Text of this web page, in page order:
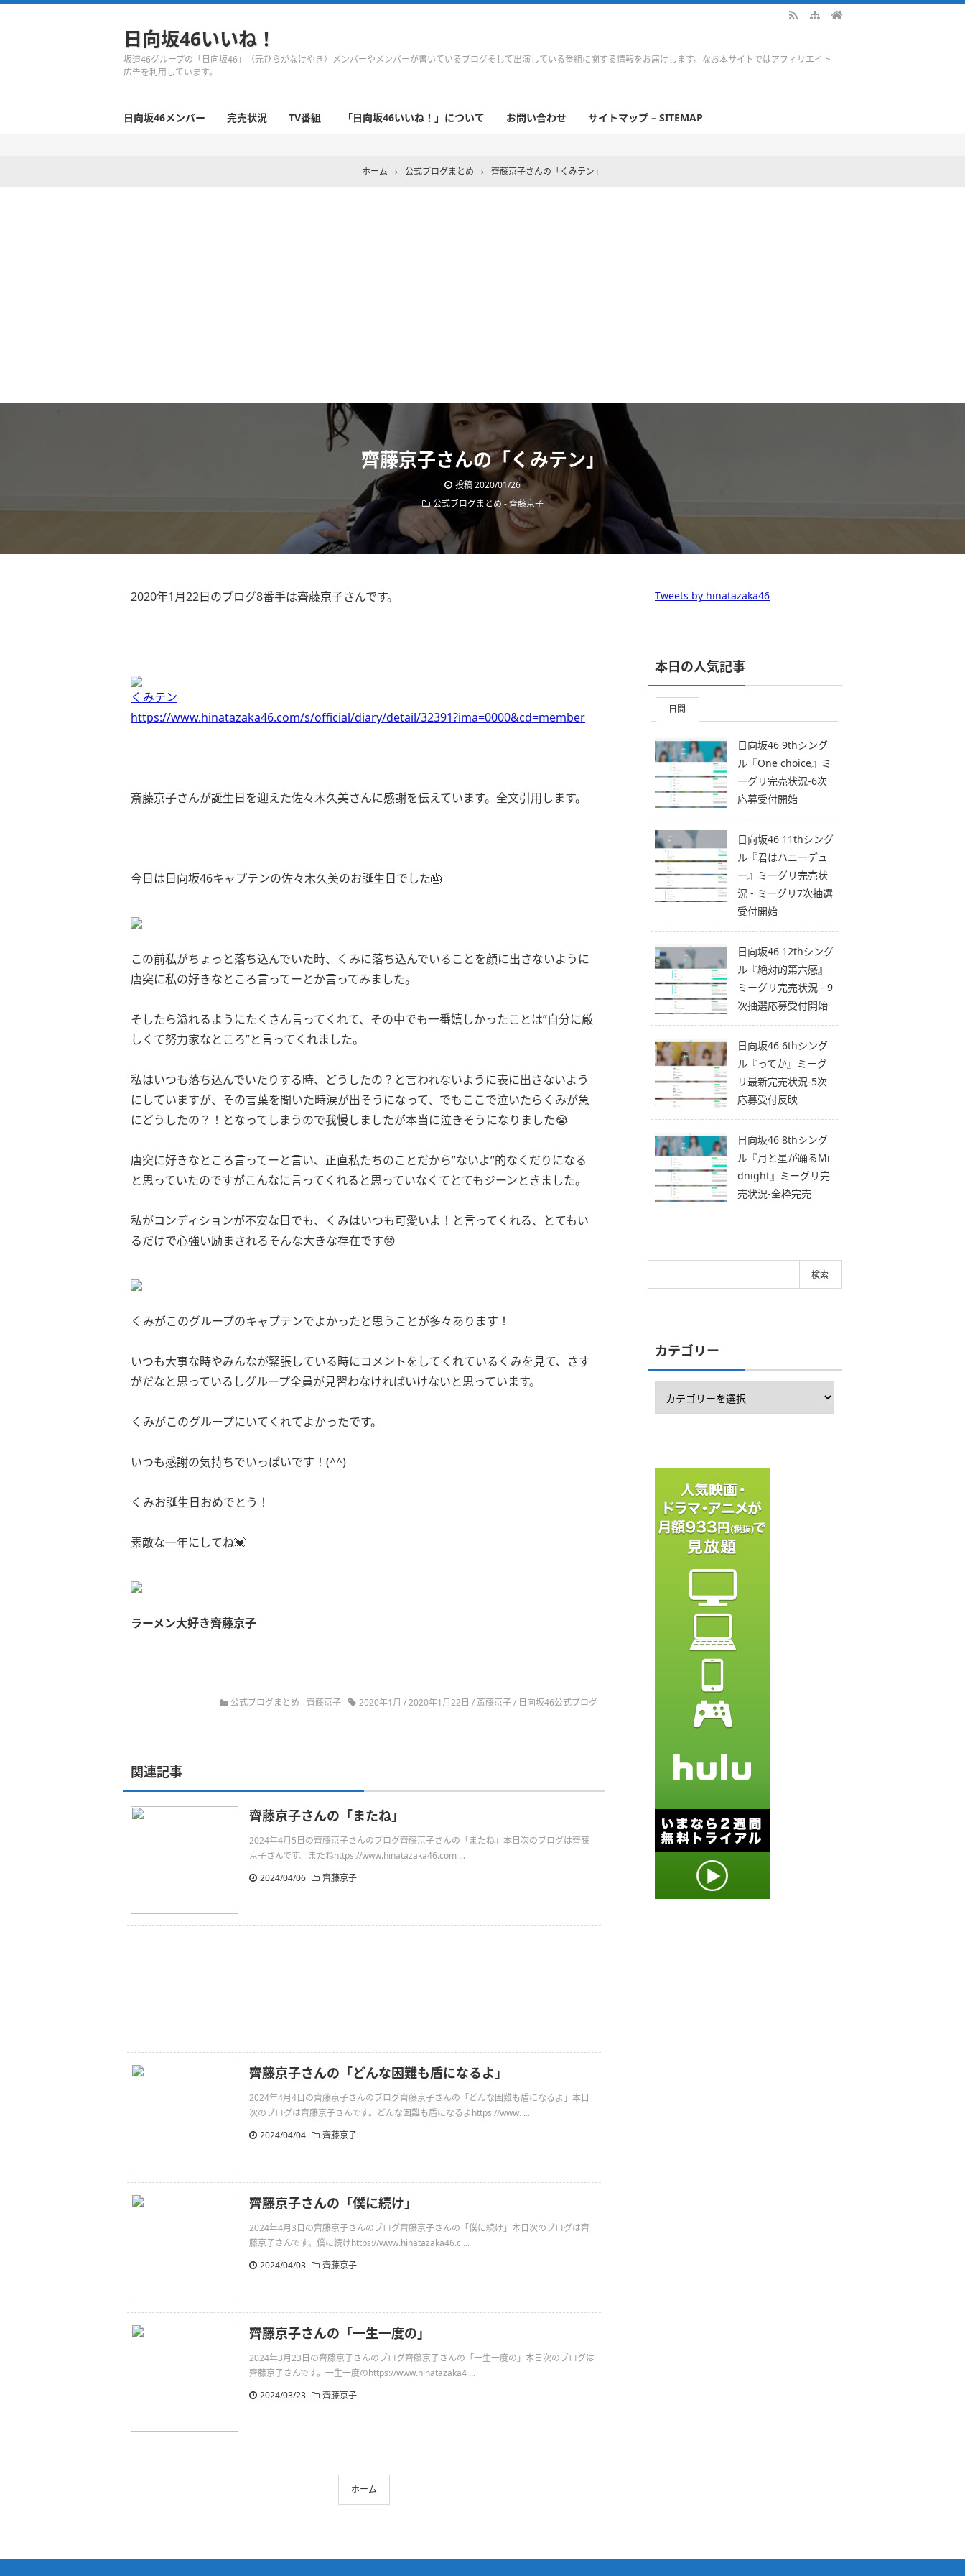
日向坂46いいね！
坂道46グループの「日向坂46」（元ひらがなけやき）メンバーやメンバーが書いているブログそして出演している番組に関する情報をお届けします。なお本サイトではアフィリエイト
広告を利用しています。
日向坂46メンバー 完売状況 TV番組 「日向坂46いいね！」について お問い合わせ サイトマップ – SITEMAP
ホーム › 公式ブログまとめ › 齊藤京子さんの「くみテン」
齊藤京子さんの「くみテン」
投稿2020/01/26
公式ブログまとめ -齊藤京子
2020年1月22日のブログ8番手は齊藤京子さんです。
くみテン
https://www.hinatazaka46.com/s/official/diary/detail/32391?ima=0000&cd=member
斎藤京子さんが誕生日を迎えた佐々木久美さんに感謝を伝えています。全文引用します。
今日は日向坂46キャプテンの佐々木久美のお誕生日でした🎂
この前私がちょっと落ち込んでいた時、くみに落ち込んでいることを顔に出さないように
唐突に私の好きなところ言ってーとか言ってみました。
そしたら溢れるようにたくさん言ってくれて、その中でも一番嬉しかったことは”自分に厳
しくて努力家なところ”と言ってくれました。
私はいつも落ち込んでいたりする時、どうしたの？と言われないように表に出さないよう
にしていますが、その言葉を聞いた時涙が出そうになって、でもここで泣いたらくみが急
にどうしたの？！となってしまうので我慢しましたが本当に泣きそうになりました😭
唐突に好きなところ言ってーと言い、正直私たちのことだから”ないよ”的なくだりになる
と思っていたのですがこんなに言ってくれると思っていなくてとてもジーンときました。
私がコンディションが不安な日でも、くみはいつも可愛いよ！と言ってくれる、とてもい
るだけで心強い励まされるそんな大きな存在です😢
くみがこのグループのキャプテンでよかったと思うことが多々あります！
いつも大事な時やみんなが緊張している時にコメントをしてくれているくみを見て、さす
がだなと思っているしグループ全員が見習わなければいけないと思っています。
くみがこのグループにいてくれてよかったです。
いつも感謝の気持ちでいっぱいです！(^^)
くみお誕生日おめでとう！
素敵な一年にしてね💓
ラーメン大好き齊藤京子
公式ブログまとめ -齊藤京子 2020年1月 /2020年1月22日 / 斎藤京子/ 日向坂46公式ブログ
関連記事
齊藤京子さんの「またね」
2024年4月5日の齊藤京子さんのブログ齊藤京子さんの「またね」本日次のブログは齊藤
京子さんです。またねhttps://www.hinatazaka46.com ...
2024/04/06
齊藤京子
齊藤京子さんの「どんな困難も盾になるよ」
2024年4月4日の齊藤京子さんのブログ齊藤京子さんの「どんな困難も盾になるよ」本日
次のブログは齊藤京子さんです。どんな困難も盾になるよhttps://www. ...
2024/04/04
齊藤京子
齊藤京子さんの「僕に続け」
2024年4月3日の齊藤京子さんのブログ齊藤京子さんの「僕に続け」本日次のブログは齊
藤京子さんです。僕に続けhttps://www.hinatazaka46.c ...
2024/04/03
齊藤京子
齊藤京子さんの「一生一度の」
2024年3月23日の齊藤京子さんのブログ齊藤京子さんの「一生一度の」本日次のブログは
齊藤京子さんです。一生一度のhttps://www.hinatazaka4 ...
2024/03/23
齊藤京子
ホーム
Tweets by hinatazaka46
本日の人気記事
日間
日向坂46 9thシング
ル『One choice』ミ
ーグリ完売状況-6次
応募受付開始
日向坂46 11thシング
ル『君はハニーデュ
ー』ミーグリ完売状
況 - ミーグリ7次抽選
受付開始
日向坂46 12thシング
ル『絶対的第六感』
ミーグリ完売状況 - 9
次抽選応募受付開始
日向坂46 6thシング
ル『ってか』ミーグ
リ最新完売状況-5次
応募受付反映
日向坂46 8thシング
ル『月と星が踊るMi
dnight』ミーグリ完
売状況-全枠完売
カテゴリー